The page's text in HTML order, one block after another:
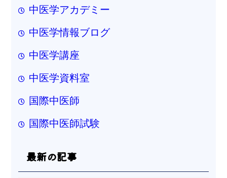
中医学アカデミー
中医学情報ブログ
中医学講座
中医学資料室
国際中医師
国際中医師試験
最新の記事